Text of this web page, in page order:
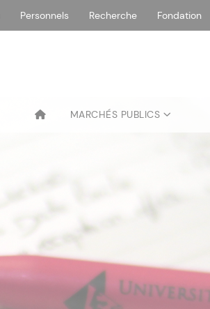
Personnels Recherche Fondation
MARCHÉS PUBLICS